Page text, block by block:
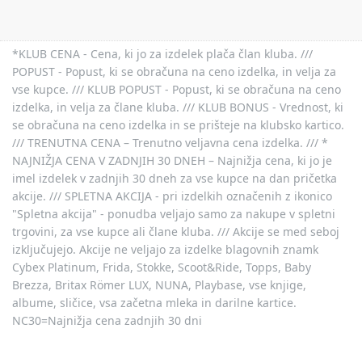
*KLUB CENA - Cena, ki jo za izdelek plača član kluba. ///
POPUST - Popust, ki se obračuna na ceno izdelka, in velja za
vse kupce. /// KLUB POPUST - Popust, ki se obračuna na ceno
izdelka, in velja za člane kluba. /// KLUB BONUS - Vrednost, ki
se obračuna na ceno izdelka in se prišteje na klubsko kartico.
/// TRENUTNA CENA – Trenutno veljavna cena izdelka. /// *
NAJNIŽJA CENA V ZADNJIH 30 DNEH – Najnižja cena, ki jo je
imel izdelek v zadnjih 30 dneh za vse kupce na dan pričetka
akcije. /// SPLETNA AKCIJA - pri izdelkih označenih z ikonico
"Spletna akcija" - ponudba veljajo samo za nakupe v spletni
trgovini, za vse kupce ali člane kluba. /// Akcije se med seboj
izključujejo. Akcije ne veljajo za izdelke blagovnih znamk
Cybex Platinum, Frida, Stokke, Scoot&Ride, Topps, Baby
Brezza, Britax Römer LUX, NUNA, Playbase, vse knjige,
albume, sličice, vsa začetna mleka in darilne kartice.
NC30=Najnižja cena zadnjih 30 dni